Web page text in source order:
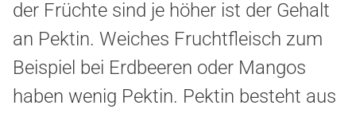
der Früchte sind je höher ist der Gehalt
an Pektin. Weiches Fruchtfleisch zum
Beispiel bei Erdbeeren oder Mangos
haben wenig Pektin. Pektin besteht aus